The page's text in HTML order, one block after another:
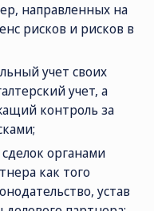
направленных на
рисков и рисков в
учет своих
учет, а
контроль за
органами
как того
устав